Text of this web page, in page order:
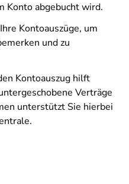
Konto abgebucht wird.
Kontoauszüge, um
und zu
Kontoauszug hilft
Verträge
unterstützt Sie hierbei